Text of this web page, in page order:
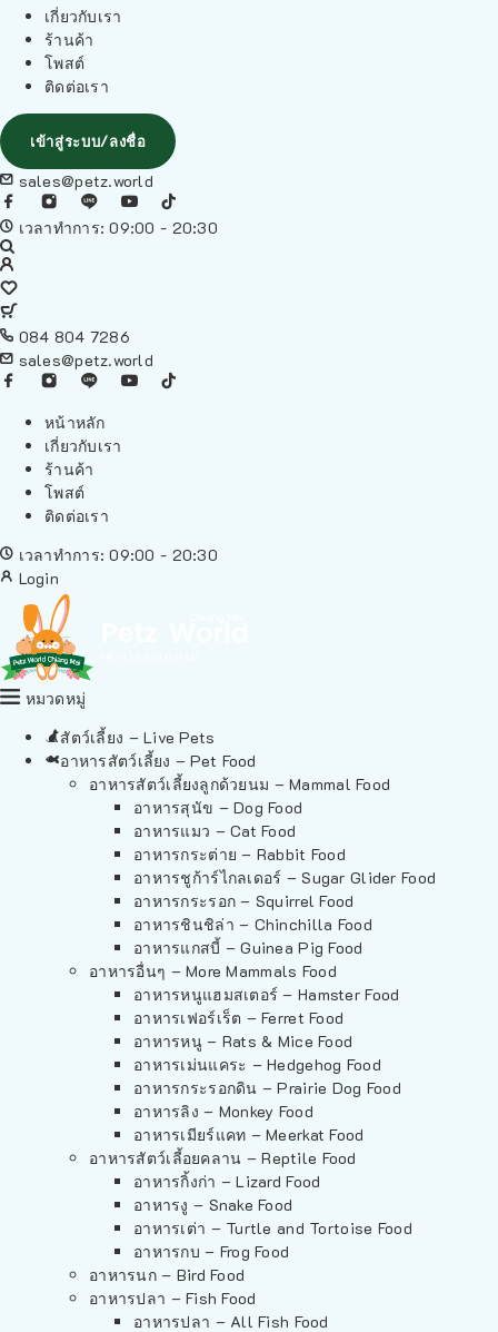
เกี่ยวกับเรา
ร้านค้า
โพสต์
ติดต่อเรา
เข้าสู่ระบบ/ลงชื่อ
sales@petz.world
เวลาทำการ: 09:00 - 20:30
084 804 7286
sales@petz.world
หน้าหลัก
เกี่ยวกับเรา
ร้านค้า
โพสต์
ติดต่อเรา
เวลาทำการ: 09:00 - 20:30
Login
หมวดหมู่
สัตว์เลี้ยง – Live Pets
อาหารสัตว์เลี้ยง – Pet Food
อาหารสัตว์เลี้ยงลูกด้วยนม – Mammal Food
อาหารสุนัข – Dog Food
อาหารแมว – Cat Food
อาหารกระต่าย – Rabbit Food
อาหารชูก้าร์ไกลเดอร์ – Sugar Glider Food
อาหารกระรอก – Squirrel Food
อาหารชินชิล่า – Chinchilla Food
อาหารแกสบี้ – Guinea Pig Food
อาหารอื่นๆ – More Mammals Food
อาหารหนูแฮมสเตอร์ – Hamster Food
อาหารเฟอร์เร็ต – Ferret Food
อาหารหนู – Rats & Mice Food
อาหารเม่นแคระ – Hedgehog Food
อาหารกระรอกดิน – Prairie Dog Food
อาหารลิง – Monkey Food
อาหารเมียร์แคท – Meerkat Food
อาหารสัตว์เลี้อยคลาน – Reptile Food
อาหารกิ้งก่า – Lizard Food
อาหารงู – Snake Food
อาหารเต่า – Turtle and Tortoise Food
อาหารกบ – Frog Food
อาหารนก – Bird Food
อาหารปลา – Fish Food
อาหารปลา – All Fish Food